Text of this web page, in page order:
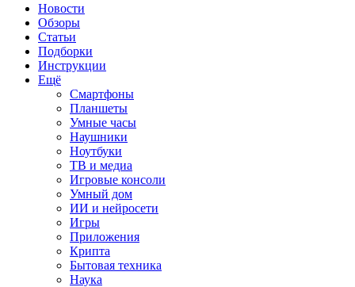
Новости
Обзоры
Статьи
Подборки
Инструкции
Ещё
Смартфоны
Планшеты
Умные часы
Наушники
Ноутбуки
ТВ и медиа
Игровые консоли
Умный дом
ИИ и нейросети
Игры
Приложения
Крипта
Бытовая техника
Наука